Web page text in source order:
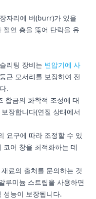
자리에 버(burr)가 있을
절연 층을 뚫어 단락을 유
리팅 장비는 변압기에 사
근 모서리를 보장하여 전
.
합금의 화학적 조성에 대
장합니다(연질 상태에서
요구에 따라 조정할 수 있
어 창을 최적화하는 데
료의 출처를 문의하는 것
루미늄 스트립을 사용하면
성능이 보장됩니다.